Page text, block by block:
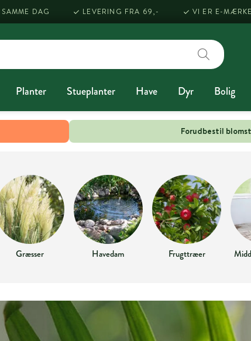
DAG LEVERING FRA 69,- VI ER E-
Planter Stueplanter Have Dyr Bolig
Forudbestil
Græsser Havedam Frugttræer